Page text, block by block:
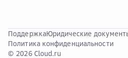
ПоддержкаЮридические
Политика конфиденциальности
© 2026 Cloud.ru